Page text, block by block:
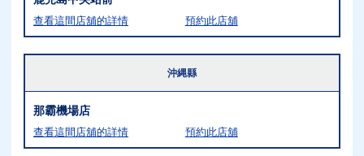
查看這間店舖的詳情 預約此店舖
沖縄縣
那霸機場店
查看這間店舖的詳情 預約此店舖